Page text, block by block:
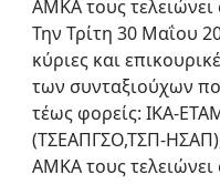
ΑΜΚΑ τους τελειώνει
Την Τρίτη 30 Μαΐου
κύριες και
των συνταξιούχων
τέως φορείς: ΙΚΑ-
(ΤΣΕΑΠΓΣΟ,ΤΣΠ-
ΑΜΚΑ τους τελειώνει